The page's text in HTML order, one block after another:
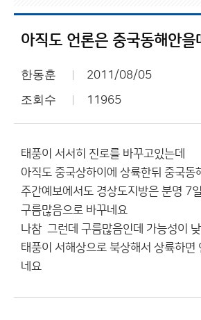
아직도 언론은 중국동해안을
한동훈 2011/08/05
조회수 11965
태풍이 서서히 진로를 바꾸고있는데
아직도 중국상하이에 상륙한뒤 중국동
주간예보에서도 경상도지방은 분명 7
구름많음으로 바꾸네요
나참 그런데 구름많음인데 가능성이
태풍이 서해상으로 북상해서 상륙하면
네요